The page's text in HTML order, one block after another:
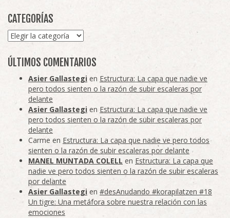
CATEGORÍAS
Categorías
ÚLTIMOS COMENTARIOS
Asier Gallastegi en Estructura: La capa que nadie ve
pero todos sienten o la razón de subir escaleras por
delante
Asier Gallastegi en Estructura: La capa que nadie ve
pero todos sienten o la razón de subir escaleras por
delante
Carme en Estructura: La capa que nadie ve pero todos
sienten o la razón de subir escaleras por delante
MANEL MUNTADA COLELL en Estructura: La capa que
nadie ve pero todos sienten o la razón de subir escaleras
por delante
Asier Gallastegi en #desAnudando #korapilatzen #18
Un tigre: Una metáfora sobre nuestra relación con las
emociones